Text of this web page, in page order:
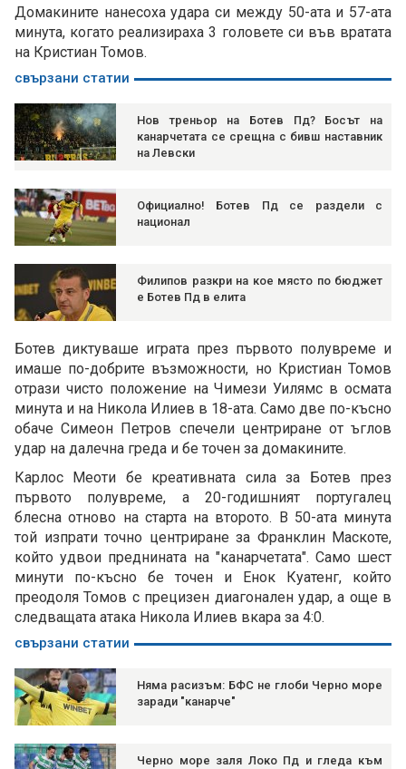
Домакините нанесоха удара си между 50-ата и 57-ата
минута, когато реализираха 3 головете си във вратата
на Кристиан Томов.
свързани статии
Нов треньор на Ботев Пд? Босът на
канарчетата се срещна с бивш наставник
на Левски
Официално! Ботев Пд се раздели с
национал
Филипов разкри на кое място по бюджет
е Ботев Пд в елита
Ботев диктуваше играта през първото полувреме и
имаше по-добрите възможности, но Кристиан Томов
отрази чисто положение на Чимези Уилямс в осмата
минута и на Никола Илиев в 18-ата. Само две по-късно
обаче Симеон Петров спечели центриране от ъглов
удар на далечна греда и бе точен за домакините.
Карлос Меоти бе креативната сила за Ботев през
първото полувреме, а 20-годишният португалец
блесна отново на старта на второто. В 50-ата минута
той изпрати точно центриране за Франклин Маскоте,
който удвои преднината на "канарчетата". Само шест
минути по-късно бе точен и Енок Куатенг, който
преодоля Томов с прецизен диагонален удар, а още в
следващата атака Никола Илиев вкара за 4:0.
свързани статии
Няма расизъм: БФС не глоби Черно море
заради "канарче"
Черно море заля Локо Пд и гледа към